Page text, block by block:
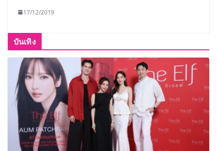
17/12/2019
บันเทิง